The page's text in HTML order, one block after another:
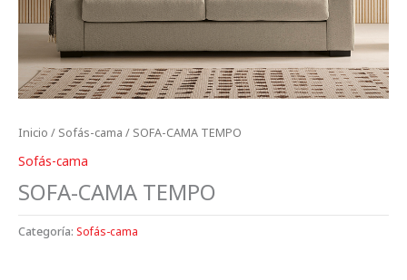
Inicio / Sofás-cama / SOFA-CAMA TEMPO
Sofás-cama
SOFA-CAMA TEMPO
Categoría: Sofás-cama